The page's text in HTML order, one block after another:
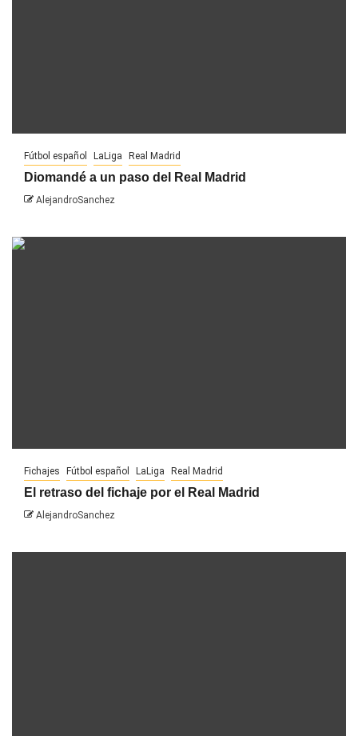
Fútbol español LaLiga Real Madrid
Diomandé a un paso del Real Madrid
AlejandroSanchez
Fichajes Fútbol español LaLiga Real Madrid
El retraso del fichaje por el Real Madrid
AlejandroSanchez